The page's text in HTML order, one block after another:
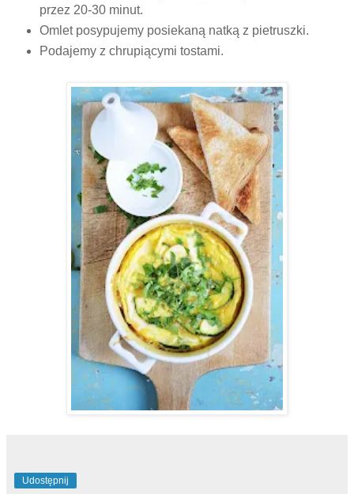
przez 20-30 minut.
Omlet posypujemy posiekaną natką z pietruszki.
Podajemy z chrupiącymi tostami.
Udostępnij